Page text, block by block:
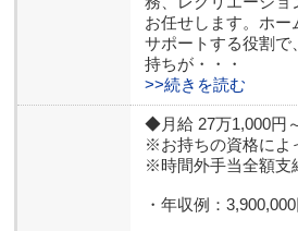
お任せします。ホー
サポートする役割で
持ちが・・・
>>続きを読む
◆月給 27万1,000円
※お持ちの資格によ
※時間外手当全額支
・年収例：